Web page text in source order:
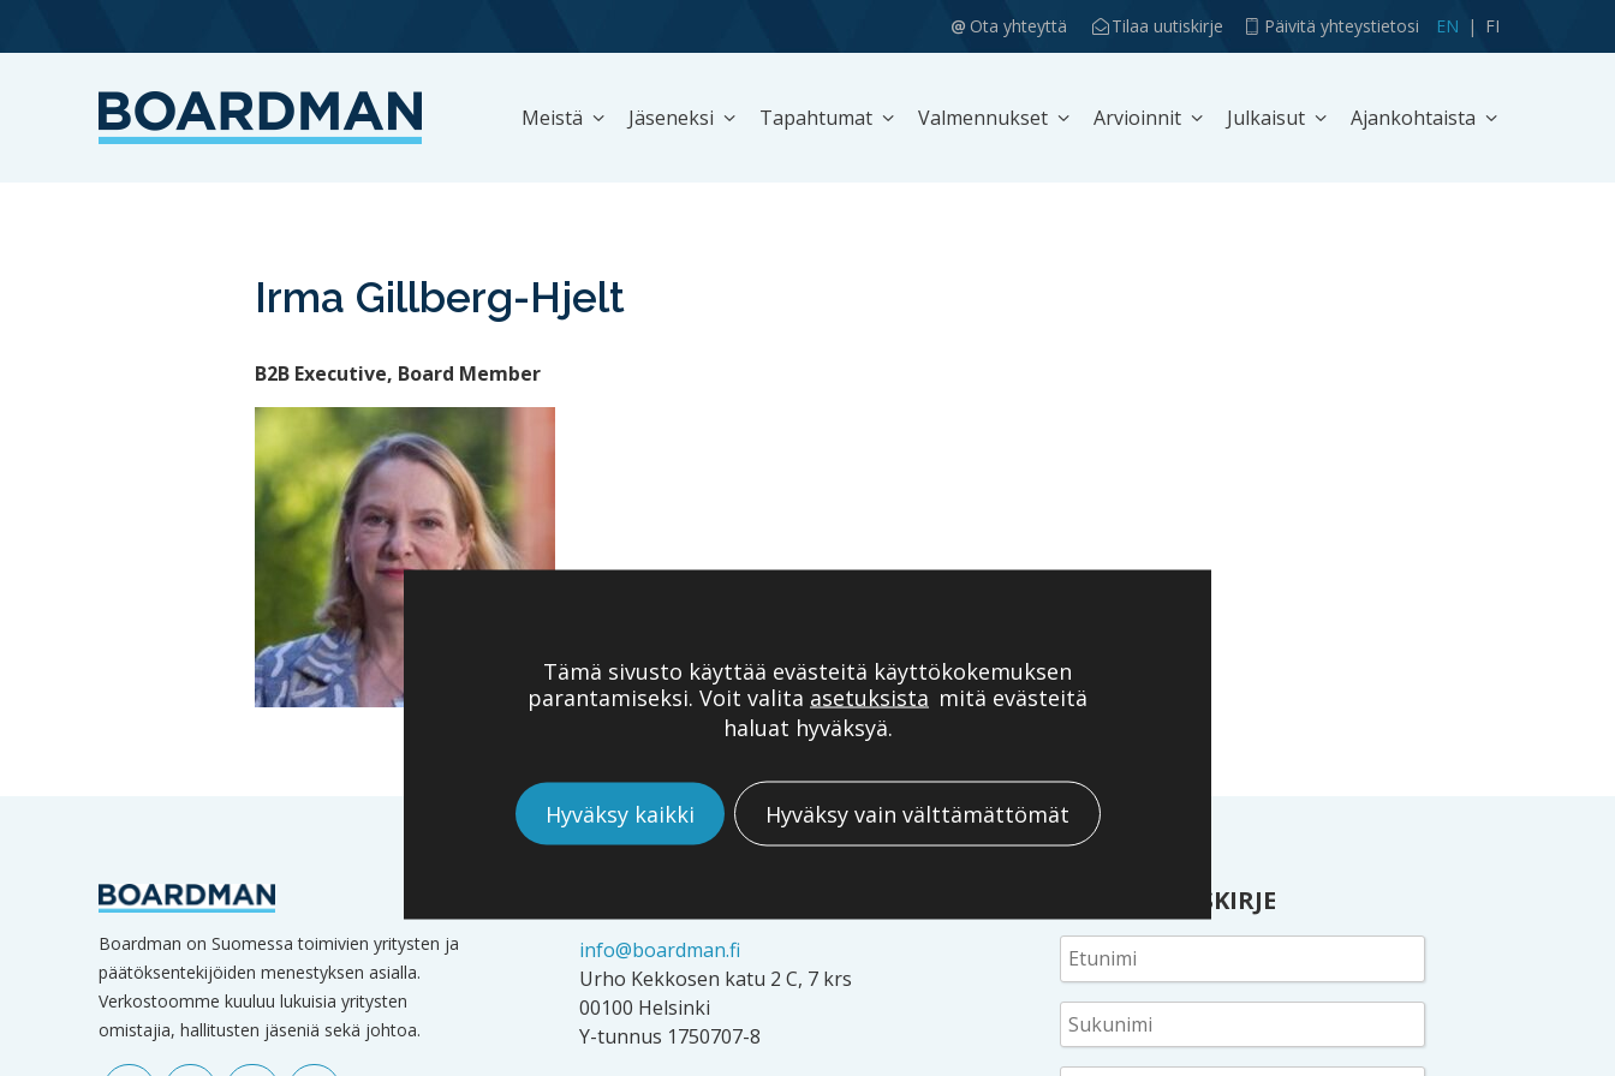
EN FI
Ota yhteyttä Tilaa uutiskirje Päivitä yhteystietosi
Meistä Jäseneksi Tapahtumat Valmennukset Arvioinnit Julkaisut Ajankohtaista
Irma Gillberg-Hjelt
B2B Executive, Board Member
Boardman on Suomessa toimivien yritysten ja
päätöksentekijöiden menestyksen asialla.
Verkostoomme kuuluu lukuisia yritysten
omistajia, hallitusten jäseniä sekä johtoa.
info@boardman.fi
Urho Kekkosen katu 2 C, 7 krs
00100 Helsinki
Y-tunnus 1750707-8
TILAA UUTISKIRJE
Tämä sivusto käyttää evästeitä käyttökokemuksen
parantamiseksi. Voit valita asetuksista mitä evästeitä
haluat hyväksyä.
Hyväksy kaikki Hyväksy vain välttämättömät